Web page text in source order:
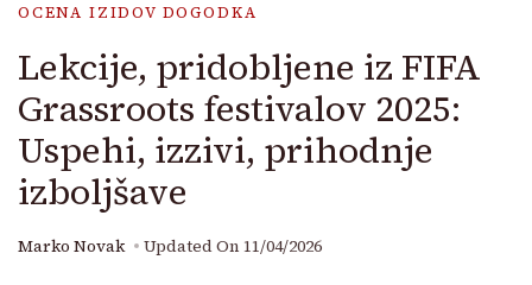
OCENA IZIDOV DOGODKA
Lekcije, pridobljene iz FIFA
Grassroots festivalov 2025:
Uspehi, izzivi, prihodnje
izboljšave
Marko Novak Updated On 11/04/2026